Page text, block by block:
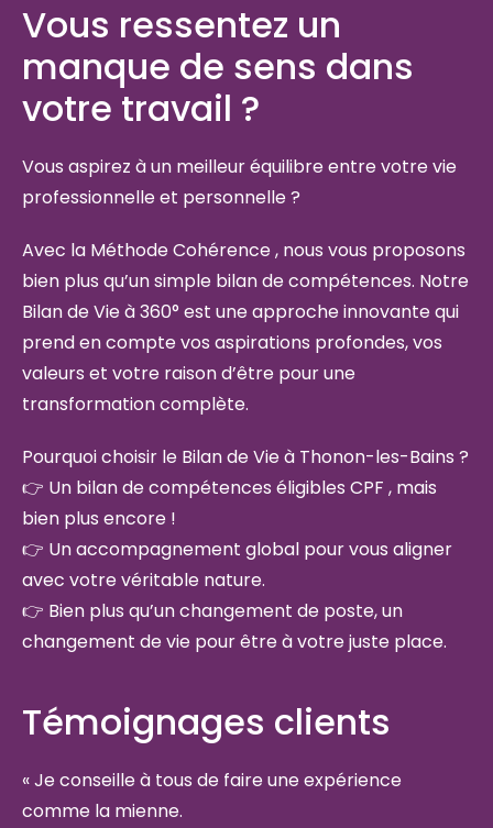
Vous ressentez un
manque de sens dans
votre travail ?
Vous aspirez à un meilleur équilibre entre votre vie
professionnelle et personnelle ?
Avec la Méthode Cohérence , nous vous proposons
bien plus qu’un simple bilan de compétences. Notre
Bilan de Vie à 360° est une approche innovante qui
prend en compte vos aspirations profondes, vos
valeurs et votre raison d’être pour une
transformation complète.
Pourquoi choisir le Bilan de Vie à Thonon-les-Bains ?
👉 Un bilan de compétences éligibles CPF , mais
bien plus encore !
👉 Un accompagnement global pour vous aligner
avec votre véritable nature.
👉 Bien plus qu’un changement de poste, un
changement de vie pour être à votre juste place.
Témoignages clients
« Je conseille à tous de faire une expérience
comme la mienne.